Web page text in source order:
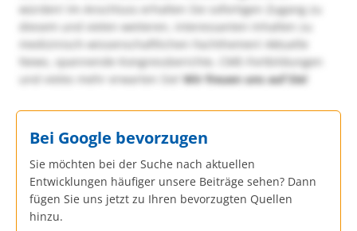
würden! Im Anschluss erhalten Sie sofortigen Zugang zu
diesem und vielen weiteren, interessanten Inhalten zu
medizinisch-wissenschaftlichen Fachthemen! Aktuelle
News, spannende Kongressberichte, CME-Fortbildungen
und vieles mehr erwarten Sie!Wir freuen uns auf Sie!
Bei Google bevorzugen
Sie möchten bei der Suche nach aktuellen
Entwicklungen häufiger unsere Beiträge sehen? Dann
fügen Sie uns jetzt zu Ihren bevorzugten Quellen
hinzu.